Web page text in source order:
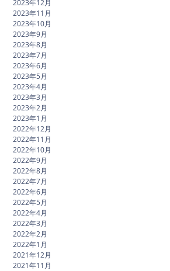
2023年12月
2023年11月
2023年10月
2023年9月
2023年8月
2023年7月
2023年6月
2023年5月
2023年4月
2023年3月
2023年2月
2023年1月
2022年12月
2022年11月
2022年10月
2022年9月
2022年8月
2022年7月
2022年6月
2022年5月
2022年4月
2022年3月
2022年2月
2022年1月
2021年12月
2021年11月